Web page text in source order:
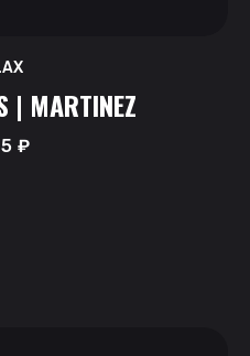
| MARTINEZ
₽